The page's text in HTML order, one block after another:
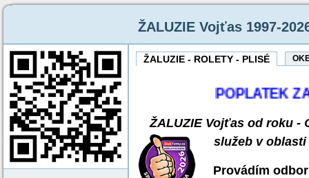
ŽALUZIE Vojťas 1997-
ŽALUZIE - ROLETY - PLISÉ
POPLATEK ZA
ŽALUZIE Vojťas od roku -
služeb v
Provádím